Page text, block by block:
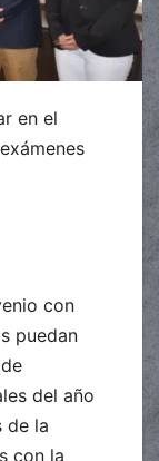
en el
con
puedan
del año
de la
con la